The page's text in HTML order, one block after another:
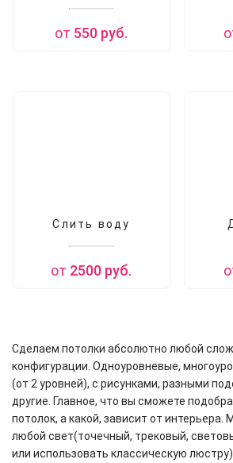
от 550 руб.
Слить воду
от 2500 руб.
Сделаем потолки абсолютно любой
конфигурации. Одноуровневые,
(от 2 уровней), с рисунками, разными
другие. Главное, что вы сможете
потолок, а какой, зависит от
любой свет(точечный, трековый,
или использовать классическую